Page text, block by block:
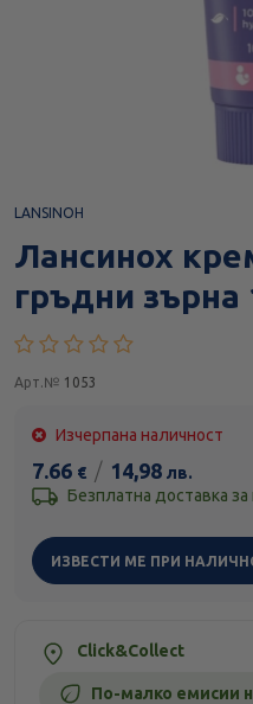
LANSINOH
Лансинох
гръдни зърна
Арт.№ 1053
Изчерпана наличност
7.66 € / 14,98 лв.
Безплатна доставка
ИЗВЕСТИ МЕ ПРИ
Click&Collect
По-малко емисии